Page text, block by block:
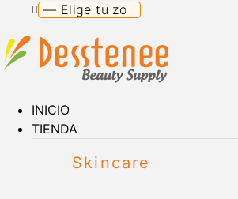
INICIO
TIENDA
Skincare